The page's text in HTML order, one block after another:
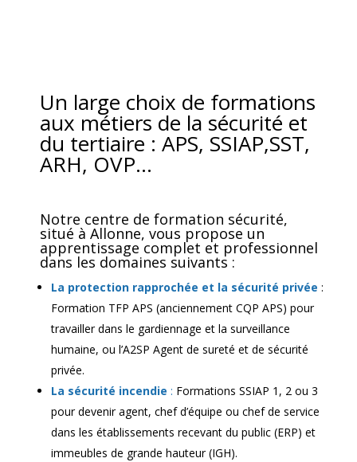
Un large choix de formations
aux métiers de la sécurité et
du tertiaire : APS, SSIAP,SST,
ARH, OVP…
Notre centre de formation sécurité,
situé à Allonne, vous propose un
apprentissage complet et professionnel
dans les domaines suivants :
La protection rapprochée et la sécurité privée :
Formation TFP APS (anciennement CQP APS) pour
travailler dans le gardiennage et la surveillance
humaine, ou l’A2SP Agent de sureté et de sécurité
privée.
La sécurité incendie : Formations SSIAP 1, 2 ou 3
pour devenir agent, chef d’équipe ou chef de service
dans les établissements recevant du public (ERP) et
immeubles de grande hauteur (IGH).